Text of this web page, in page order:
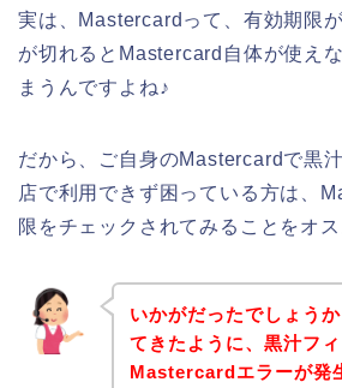
実は、Mastercardって、有効期限
が切れるとMastercard自体が使え
まうんですよね♪
だから、ご自身のMastercardで黒
店で利用できず困っている方は、
限をチェックされてみることをオス
いかがだったでしょう
てきたように、黒汁フ
Mastercardエラーが発